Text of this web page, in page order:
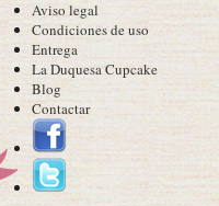
Aviso legal
Condiciones de uso
Entrega
La Duquesa Cupcake
Blog
Contactar